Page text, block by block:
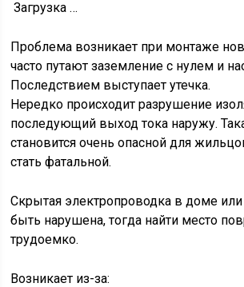
Загрузка …
Проблема возникает при монтаже
часто путают заземление с нулем и
Последствием выступает утечка.
Нередко происходит разрушение
последующий выход тока наружу.
становится очень опасной для
стать фатальной.
Скрытая электропроводка в доме
быть нарушена, тогда найти место
трудоемко.
Возникает из-за: